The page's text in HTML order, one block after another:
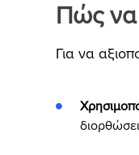
Πώς να
Για να